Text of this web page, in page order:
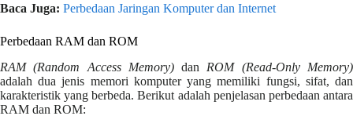
Baca Juga: Perbedaan Jaringan Komputer dan Internet
Perbedaan RAM dan ROM
RAM (Random Access Memory)dan ROM (Read-Only Memory)
adalah dua jenis memori komputer yang memiliki fungsi, sifat, dan
karakteristik yang berbeda. Berikut adalah penjelasan perbedaan antara
RAM dan ROM: